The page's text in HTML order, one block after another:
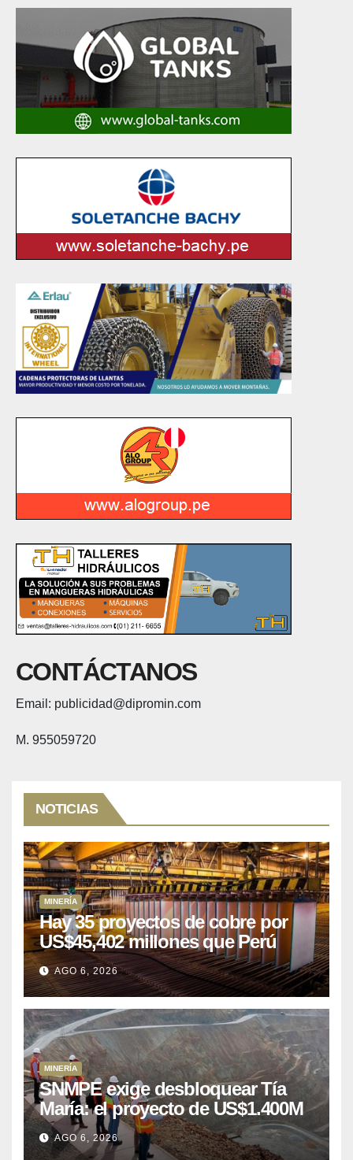
CONTÁCTANOS
Email: publicidad@dipromin.com
M. 955059720
NOTICIAS
MINERÍA
Hay 35 proyectos de cobre por
US$45,402 millones que Perú
puede aprovechar
AGO 6, 2026
MINERÍA
SNMPE exige desbloquear Tía
María: el proyecto de US$1.400M
que Perú lleva 15 años
posponiendo
AGO 6, 2026